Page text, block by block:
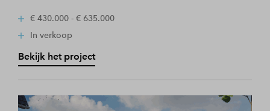
€ 430.000 - € 635.000
In verkoop
Bekijk het project